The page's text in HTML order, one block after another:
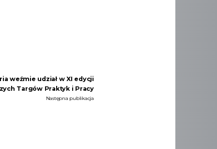
weźmie udział w XI edycji
Targów Praktyk i Pracy
Następna publikacja